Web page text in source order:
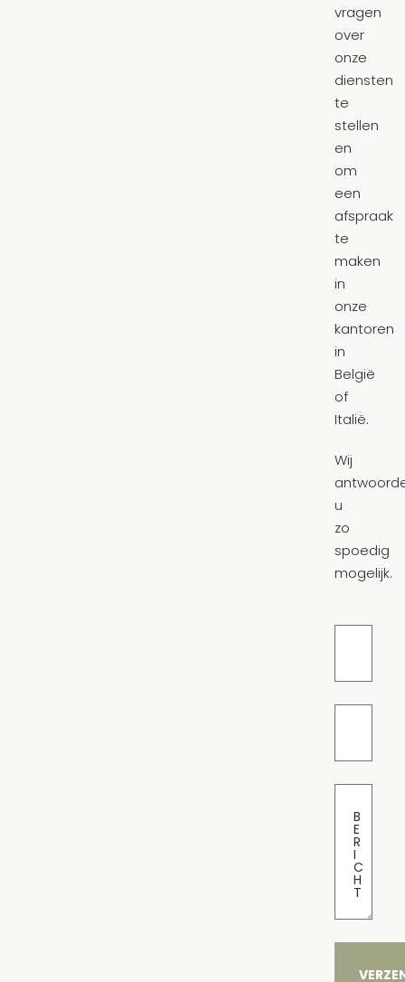
vragen
over
onze
diensten
te
stellen
en
om
een
afspraak
te
maken
in
onze
kantoren
in
België
of
Italië.
Wij
u
zo
spoedig
mogelijk.